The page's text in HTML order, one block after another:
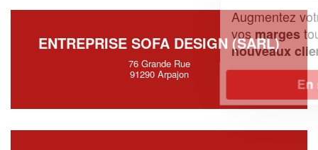
ENTREPRISE SOFA DESIGN (SARL)
76 Grande Rue
91290 Arpajon
Augmentez votre chiffre d'affaireset
marges tout en gagnant de
nouveaux clients!
En savoir plus